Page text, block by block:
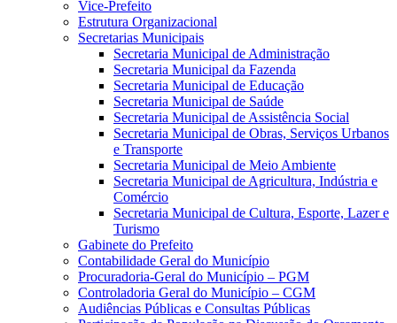
Vice-Prefeito
Estrutura Organizacional
Secretarias Municipais
Secretaria Municipal de Administração
Secretaria Municipal da Fazenda
Secretaria Municipal de Educação
Secretaria Municipal de Saúde
Secretaria Municipal de Assistência Social
Secretaria Municipal de Obras, Serviços Urbanos
e Transporte
Secretaria Municipal de Meio Ambiente
Secretaria Municipal de Agricultura, Indústria e
Comércio
Secretaria Municipal de Cultura, Esporte, Lazer e
Turismo
Gabinete do Prefeito
Contabilidade Geral do Município
Procuradoria-Geral do Município – PGM
Controladoria Geral do Município – CGM
Audiências Públicas e Consultas Públicas